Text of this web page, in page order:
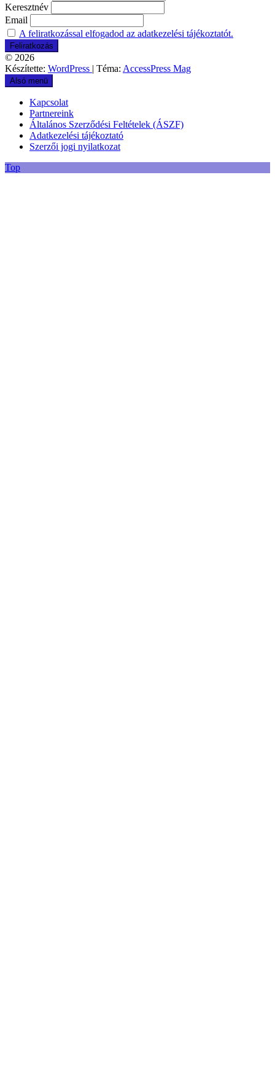
Keresztnév
Email
A feliratkozással elfogadod az adatkezelési tájékoztatót.
© 2026
Készítette: WordPress | Téma: AccessPress Mag
Alsó menü
Kapcsolat
Partnereink
Általános Szerződési Feltételek (ÁSZF)
Adatkezelési tájékoztató
Szerzői jogi nyilatkozat
Top